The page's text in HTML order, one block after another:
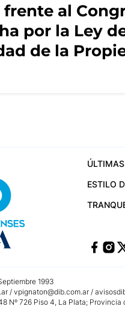
al
por la Ley
de la
ESTILO
1993
/ vpignaton@dib.com.ar /
Nº 726 Piso 4, La Plata; Provincia
+5492215031783